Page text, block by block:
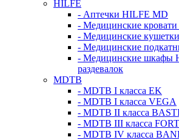
HILFE
- Аптечки HILFE MD
- Медицинские
- Медицинские
- Медицинские
- Медицинские шкафы
раздевалок
MDTB
- MDTB I класса EK
- MDTB I класса VEGA
- MDTB II класса
- MDTB III класса
- MDTB IV класса